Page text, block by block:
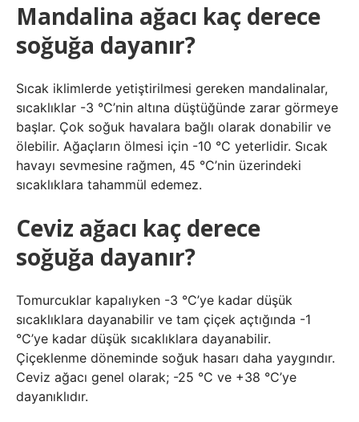
Mandalina ağacı kaç derece
soğuğa dayanır?
Sıcak iklimlerde yetiştirilmesi gereken mandalinalar,
sıcaklıklar -3 °C’nin altına düştüğünde zarar görmeye
başlar. Çok soğuk havalara bağlı olarak donabilir ve
ölebilir. Ağaçların ölmesi için -10 °C yeterlidir. Sıcak
havayı sevmesine rağmen, 45 °C’nin üzerindeki
sıcaklıklara tahammül edemez.
Ceviz ağacı kaç derece
soğuğa dayanır?
Tomurcuklar kapalıyken -3 °C’ye kadar düşük
sıcaklıklara dayanabilir ve tam çiçek açtığında -1
°C’ye kadar düşük sıcaklıklara dayanabilir.
Çiçeklenme döneminde soğuk hasarı daha yaygındır.
Ceviz ağacı genel olarak; -25 °C ve +38 °C’ye
dayanıklıdır.